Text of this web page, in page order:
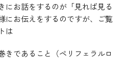
にお話をするのが「見れば見る
にお伝えをするのですが、ご覧
は
であること（ペリフェラルロ